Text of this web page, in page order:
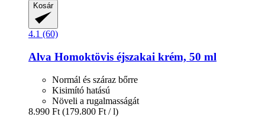
Kosár
4.1 (60)
Alva Homoktövis éjszakai krém, 50 ml
Normál és száraz bőrre
Kisimító hatású
Növeli a rugalmasságát
8.990 Ft (179.800 Ft / l)